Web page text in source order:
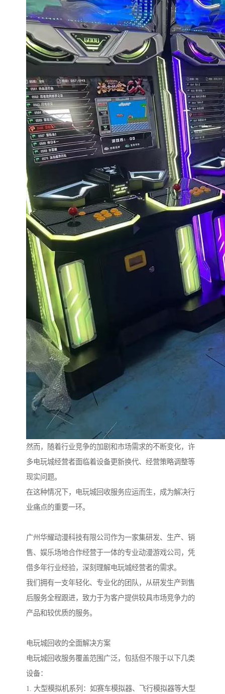
然而，随着行业竞争的加剧和市场需求的不断变化，许
多电玩城经营者面临着设备更新换代、经营策略调整等
现实问题。
在这种情况下，电玩城回收服务应运而生，成为解决行
业痛点的重要一环。
广州华耀动漫科技有限公司作为一家集研发、生产、销
售、娱乐场地合作经营于一体的专业动漫游戏公司，凭
借多年行业经验，深刻理解电玩城经营者的需求。
我们拥有一支年轻化、专业化的团队，从研发生产到售
后服务全程跟进，致力于为客户提供较具市场竞争力的
产品和较优质的服务。
电玩城回收的全面解决方案
电玩城回收服务覆盖范围广泛，包括但不限于以下几类
设备：
1. 大型模拟机系列：如赛车模拟器、飞行模拟器等大型